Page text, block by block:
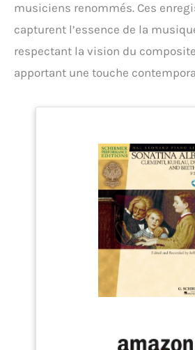
musiciens renommés. Ces
capturent l’essence de la
respectant la vision du
apportant une touche